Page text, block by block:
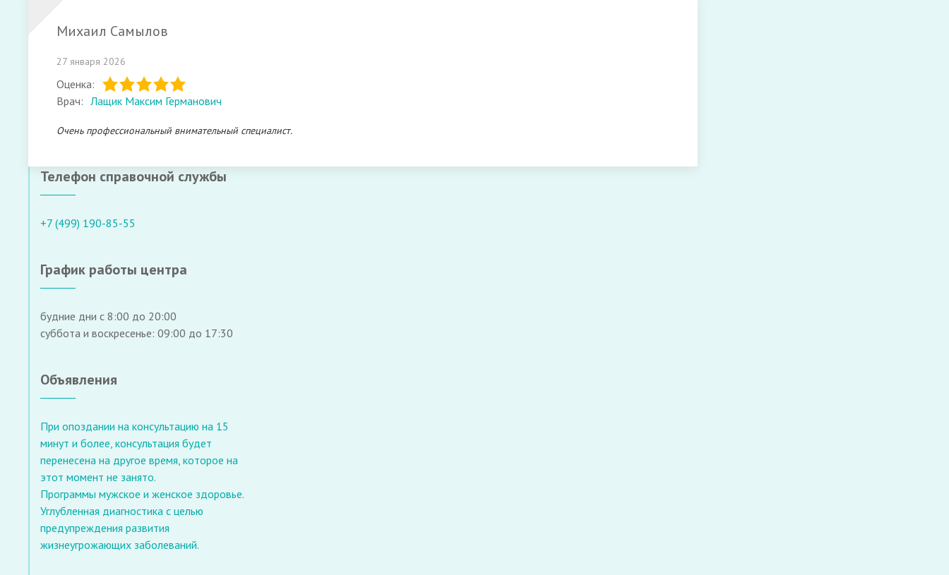
Михаил Самылов
27 января 2026
Оценка:
Врач: Лащик Максим Германович
Очень профессиональный внимательный специалист.
Телефон справочной службы
+7 (499) 190-85-55
График работы центра
будние дни с 8:00 до 20:00
суббота и воскресенье: 09:00 до 17:30
Объявления
При опоздании на консультацию на 15
минут и более, консультация будет
перенесена на другое время, которое на
этот момент не занято.
Программы мужское и женское здоровье.
Углубленная диагностика с целью
предупреждения развития
жизнеугрожающих заболеваний.